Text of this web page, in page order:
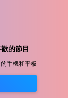
的節目
手機和平板